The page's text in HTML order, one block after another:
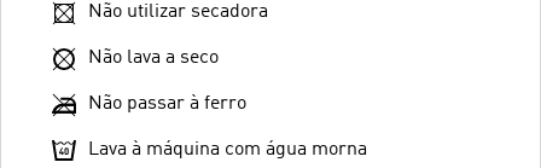
Não utilizar secadora
Não lava a seco
Não passar à ferro
Lava à máquina com água morna